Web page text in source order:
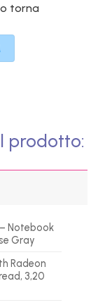
torna
prodotto:
Notebook
Gray
Radeon
3,20